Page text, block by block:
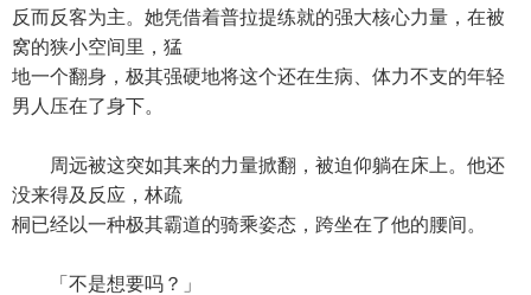
反而反客为主。她凭借着普拉提练就的强大核心力量，在被
窝的狭小空间里，猛
地一个翻身，极其强硬地将这个还在生病、体力不支的年轻
男人压在了身下。
周远被这突如其来的力量掀翻，被迫仰躺在床上。他还
没来得及反应，林疏
桐已经以一种极其霸道的骑乘姿态，跨坐在了他的腰间。
「不是想要吗？」